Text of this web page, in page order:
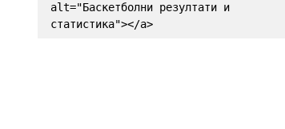
alt="Баскетболни резултати и
статистика"></a>